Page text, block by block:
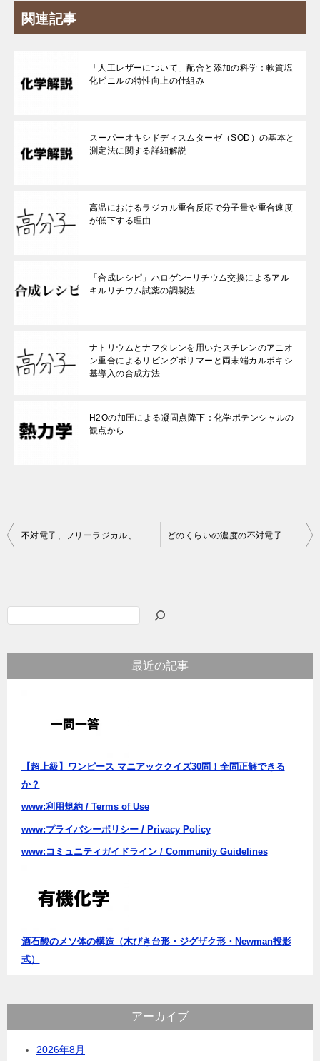
関連記事
「人工レザーについて」配合と添加の科学：軟質塩
化ビニルの特性向上の仕組み
スーパーオキシドディスムターゼ（SOD）の基本と
測定法に関する詳細解説
高温におけるラジカル重合反応で分子量や重合速度
が低下する理由
「合成レシピ」ハロゲン−リチウム交換によるアル
キルリチウム試薬の調製法
ナトリウムとナフタレンを用いたスチレンのアニオ
ン重合によるリビングポリマーと両末端カルボキシ
基導入の合成方法
H2Oの加圧による凝固点降下：化学ポテンシャルの
観点から
投
ゲ
不対電子、フリーラジカル、常磁性金属イオンの違いについて どのくらいの濃度の不対電子が試料中にあればESRスペクトルは観測されるのか？
最近の記事
【超上級】ワンピース マニアッククイズ30問！全問正解できる
か？
www:利用規約 / Terms of Use
www:プライバシーポリシー / Privacy Policy
www:コミュニティガイドライン / Community Guidelines
酒石酸のメソ体の構造（木びき台形・ジグザク形・Newman投影
式）
アーカイブ
2026年8月